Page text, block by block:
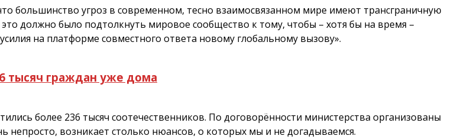
большинство угроз в современном, тесно взаимосвязанном мире имеют трансграничную
должно было подтолкнуть мировое сообщество к тому, чтобы – хотя бы на время –
на платформе совместного ответа новому глобальному вызову».
тысяч граждан уже дома
более 236 тысяч соотечественников. По договорённости министерства организованы
возникает столько нюансов, о которых мы и не догадываемся.